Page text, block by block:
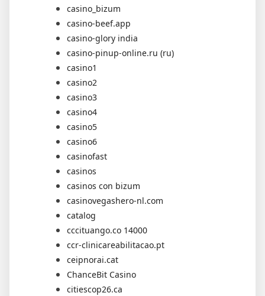
casino_bizum
casino-beef.app
casino-glory india
casino-pinup-online.ru (ru)
casino1
casino2
casino3
casino4
casino5
casino6
casinofast
casinos
casinos con bizum
casinovegashero-nl.com
catalog
cccituango.co 14000
ccr-clinicareabilitacao.pt
ceipnorai.cat
ChanceBit Casino
citiescop26.ca